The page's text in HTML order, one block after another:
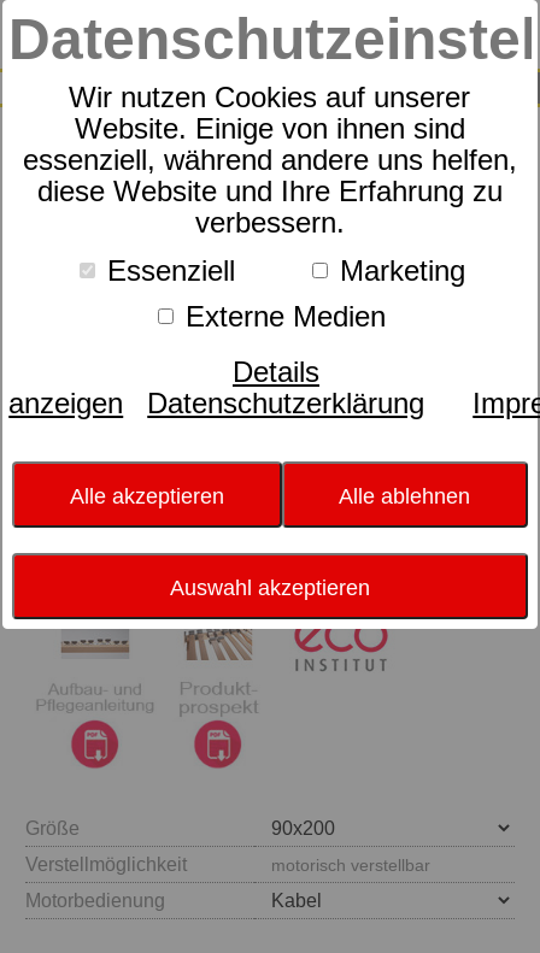
Wir nutzen Cookies auf unserer
Website. Einige von ihnen sind
essenziell, während andere uns helfen,
diese Website und Ihre Erfahrung zu
verbessern.
Essenziell
Marketing
Externe Medien
Details
anzeigen
Datenschutzerklärung
Alle akzeptieren Alle ablehnen
Auswahl akzeptieren
SUCHE
0
Motorrahmen
dormabell classic M3
Größe
Verstellmöglichkeit
motorisch verstellbar
Motorbedienung